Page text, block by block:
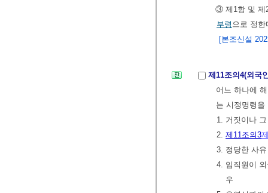
③ 제1항 및 제
부령 으로 정한
[본조신설
제11조의4(외국
어느 하나에
는 시정명령
1. 거짓이나
2. 제11조의3
3. 정당한 사
4. 임직원이
우